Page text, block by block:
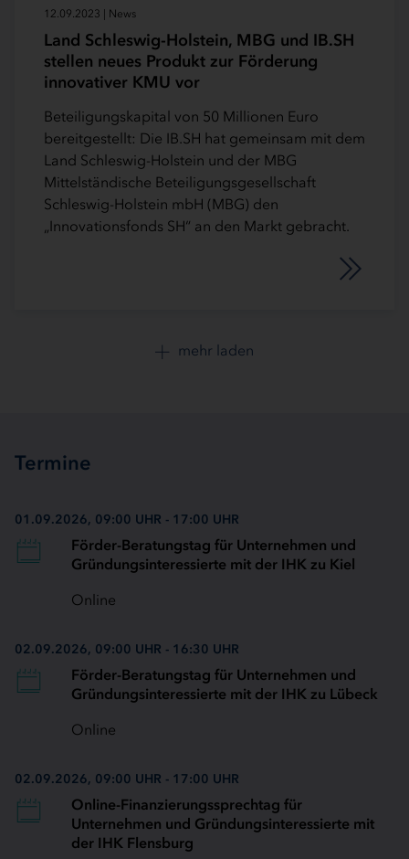
12.09.2023 | News
Land Schleswig-Holstein, MBG und IB.SH
stellen neues Produkt zur Förderung
innovativer KMU vor
Beteiligungskapital von 50 Millionen Euro
bereitgestellt: Die IB.SH hat gemeinsam mit dem
Land Schleswig-Holstein und der MBG
Mittelständische Beteiligungsgesellschaft
Schleswig-Holstein mbH (MBG) den
„Innovationsfonds SH“ an den Markt gebracht.
mehr laden
Termine
01.09.2026, 09:00 UHR - 17:00 UHR
Förder-Beratungstag für Unternehmen und
Gründungsinteressierte mit der IHK zu Kiel
Online
02.09.2026, 09:00 UHR - 16:30 UHR
Förder-Beratungstag für Unternehmen und
Gründungsinteressierte mit der IHK zu Lübeck
Online
02.09.2026, 09:00 UHR - 17:00 UHR
Online-Finanzierungssprechtag für
Unternehmen und Gründungsinteressierte mit
der IHK Flensburg